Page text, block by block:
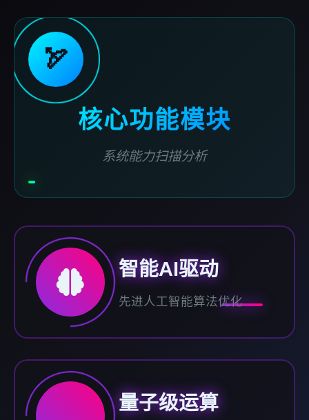
🏹
核心功能模块
系统能力扫描分析
智能AI驱动
先进人工智能算法优化
量子级运算